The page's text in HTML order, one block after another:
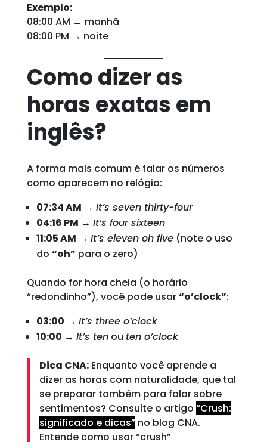
Exemplo:
08:00 AM → manhã
08:00 PM → noite
Como dizer as
horas exatas em
inglês?
A forma mais comum é falar os números
como aparecem no relógio:
07:34 AM → It’s seven thirty-four
04:16 PM → It’s four sixteen
11:05 AM → It’s eleven oh five(note o uso
do “oh” para o zero)
Quando for hora cheia (o horário
“redondinho”), você pode usar“o’clock”:
03:00 → It’s three o’clock
10:00 → It’s tenou ten o’clock
Dica CNA:Enquanto você aprende a
dizer as horas com naturalidade, que tal
se preparar também para falar sobre
sentimentos? Consulte o artigo “Crush:
significado e dicas”no blog CNA.
Entende como usar “crush”